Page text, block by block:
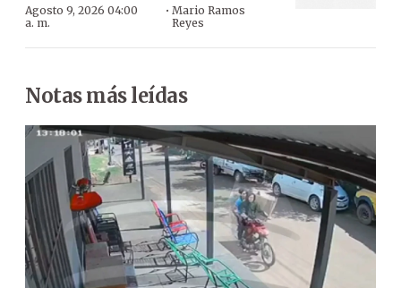
Agosto 9, 2026 04:00
a. m.
· Mario Ramos
Reyes
Notas más leídas